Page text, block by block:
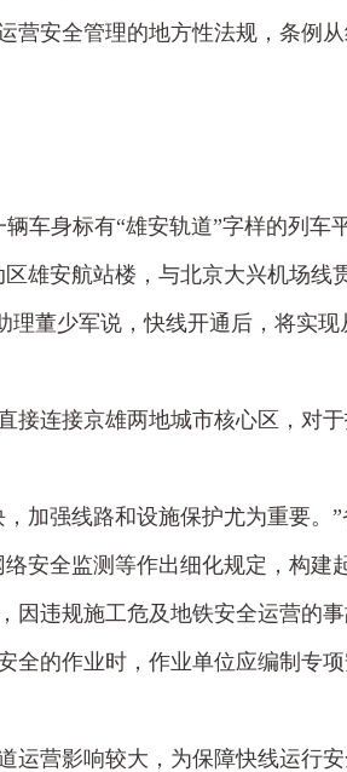
营安全管理的地方性法规，条例
车身标有“雄安轨道”字样的列车
雄安航站楼，与北京大兴机场线
理董少军说，快线开通后，将实
接连接京雄两地城市核心区，对
加强线路和设施保护尤为重要
安全监测等作出细化规定，构建
因违规施工危及地铁安全运营的
全的作业时，作业单位应编制专
运营影响较大，为保障快线运行